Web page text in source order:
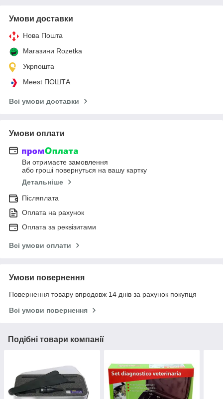
Умови доставки
Нова Пошта
Магазини Rozetka
Укрпошта
Meest ПОШТА
Всі умови доставки
Умови оплати
Ви отримаєте замовлення
або гроші повернуться на вашу картку
Детальніше
Післяплата
Оплата на рахунок
Оплата за реквізитами
Всі умови оплати
Умови повернення
Повернення товару впродовж 14 днів за рахунок покупця
Всі умови повернення
Подібні товари компанії